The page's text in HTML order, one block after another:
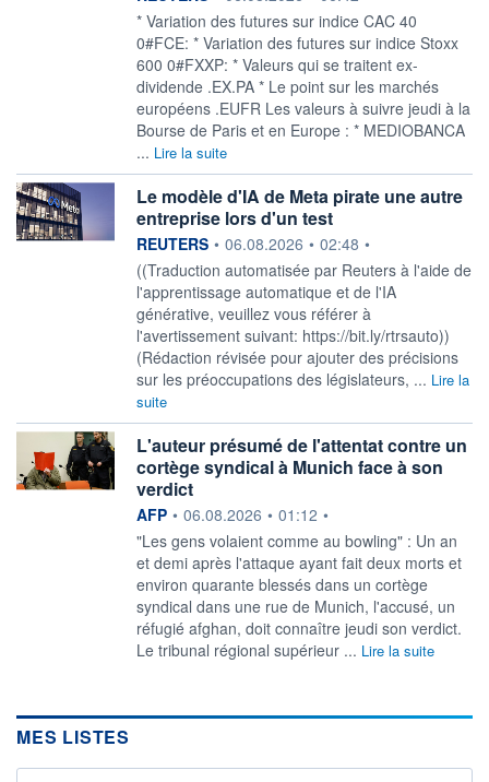
* Variation des futures sur indice CAC 40
0#FCE: * Variation des futures sur indice Stoxx
600 0#FXXP: * Valeurs qui se traitent ex-
dividende .EX.PA * Le point sur les marchés
européens .EUFR Les valeurs à suivre jeudi à la
Bourse de Paris et en Europe : * MEDIOBANCA
... Lire la suite
Le modèle d'IA de Meta pirate une autre
entreprise lors d'un test
information fournie par
REUTERS • 06.08.2026 • 02:48 •
((Traduction automatisée par Reuters à l'aide de
l'apprentissage automatique et de l'IA
générative, veuillez vous référer à
l'avertissement suivant: https://bit.ly/rtrsauto))
(Rédaction révisée pour ajouter des précisions
sur les préoccupations des législateurs, ... Lire la
suite
L'auteur présumé de l'attentat contre un
cortège syndical à Munich face à son
verdict
information fournie par
AFP • 06.08.2026 • 01:12 •
"Les gens volaient comme au bowling" : Un an
et demi après l'attaque ayant fait deux morts et
environ quarante blessés dans un cortège
syndical dans une rue de Munich, l'accusé, un
réfugié afghan, doit connaître jeudi son verdict.
Le tribunal régional supérieur ... Lire la suite
MES LISTES